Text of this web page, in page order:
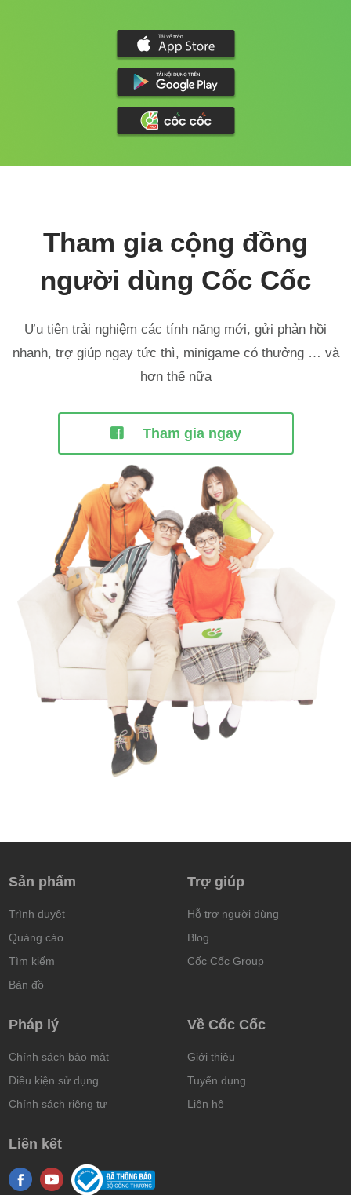
Tham gia cộng đồng
người dùng Cốc Cốc
Ưu tiên trải nghiệm các tính năng mới, gửi phản hồi
nhanh, trợ giúp ngay tức thì, minigame có thưởng … và
hơn thế nữa
Tham gia ngay
Sản phẩm
Trình duyệt
Quảng cáo
Tìm kiếm
Bản đồ
Trợ giúp
Hỗ trợ người dùng
Blog
Cốc Cốc Group
Pháp lý
Chính sách bảo mật
Điều kiện sử dụng
Chính sách riêng tư
Về Cốc Cốc
Giới thiệu
Tuyển dụng
Liên hệ
Liên kết